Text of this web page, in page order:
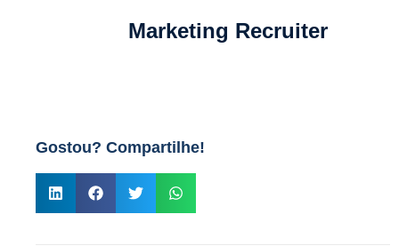
Marketing Recruiter
Gostou? Compartilhe!